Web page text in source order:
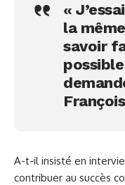
«
la
savoir
A-t-il insisté en
contribuer au succès